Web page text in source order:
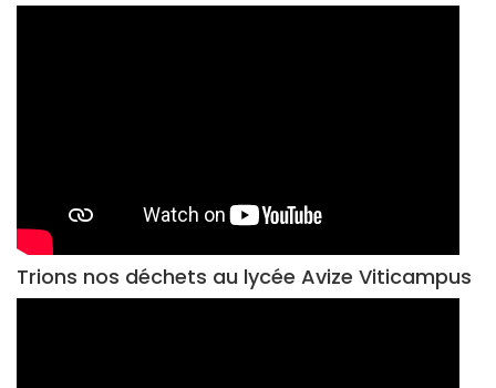
Trions nos déchets au lycée Avize Viticampus